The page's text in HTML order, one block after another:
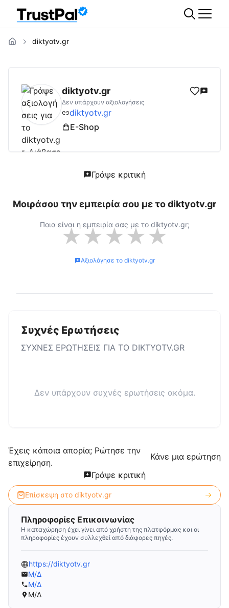
diktyotv.gr
diktyotv.grΑξιολογήσεις | Δες
diktyotv.gr
Δεν υπάρχουν αξιολογήσεις
diktyotv.gr
E-Shop
Γράψε κριτική
Μοιράσου την εμπειρία σου με τοdiktyotv.gr
Ποια είναι η εμπειρία σας με το diktyotv.gr;
★★★★★
Αξιολόγησε το diktyotv.gr
Συχνές Ερωτήσεις
ΣΥΧΝΕΣ ΕΡΩΤΗΣΕΙΣ ΓΙΑ ΤΟ DIKTYOTV.GR
Δεν υπάρχουν συχνές ερωτήσεις ακόμα.
Έχεις κάποια απορία; Ρώτησε την
επιχείρηση.
Κάνε μια ερώτηση
Γράψε κριτική
Επίσκεψη στο diktyotv.gr
Πληροφορίες Επικοινωνίας
Η καταχώρηση έχει γίνει από χρήστη της πλατφόρμας και οι
πληροφορίες έχουν συλλεχθεί από διάφορες πηγές.
https://diktyotv.gr
Μ/Δ
Μ/Δ
Μ/Δ